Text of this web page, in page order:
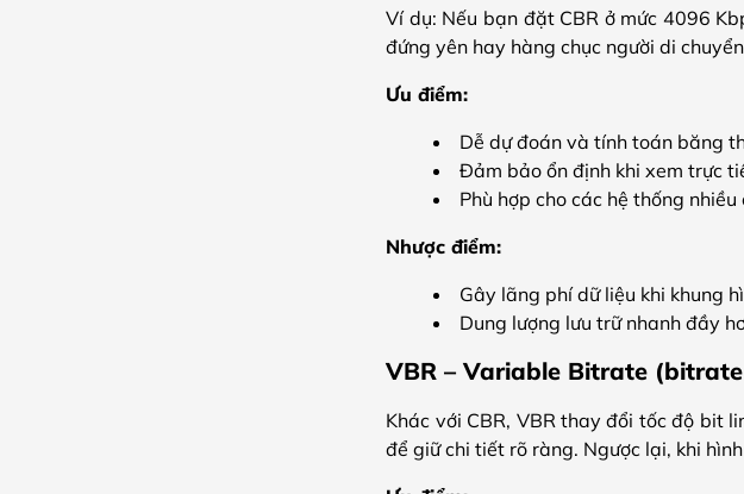
Ví dụ: Nếu bạn đặt CBR ở mức 4096
đứng yên hay hàng chục người di
Ưu điểm:
Dễ dự đoán và tính toán băng
Đảm bảo ổn định khi xem trực
Phù hợp cho các hệ thống
Nhược điểm:
Gây lãng phí dữ liệu khi khung
Dung lượng lưu trữ nhanh đầy
VBR – Variable Bitrate
Khác với CBR, VBR thay đổi tốc độ bit
để giữ chi tiết rõ ràng. Ngược lại, khi